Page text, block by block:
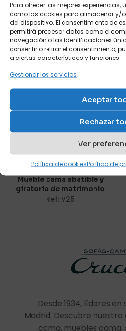
Para ofrecer las mejores
como las cookies para almacenar y/
del dispositivo. El consentimiento de
permitirá procesar datos como el
navegación o las identificaciones
consentir o retirar el consentimiento,
a ciertas características y funciones.
Gestionar los servicios
Aceptar
Rechazar
Ver
Política de cookiesPolítica de
campos obligatorios están
Tu puntuación*
1 de 5
estrellas
2 de 5
estrellas
3 de 5
estrellas
Nombre*
Correo
electrónico*
Mueble abatible
vertical de matrimonio
longue extensible.
Ref: V20
Mueble cama abatible y
giratorio de matrimonio
Ref: V25
Desde 1934, líderes
Madrid. Descubre
cama, muebles cama,